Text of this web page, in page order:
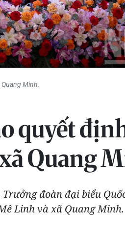
Minh.
quyết
Quang
đoàn đại biểu
Linh và xã Quang Minh.